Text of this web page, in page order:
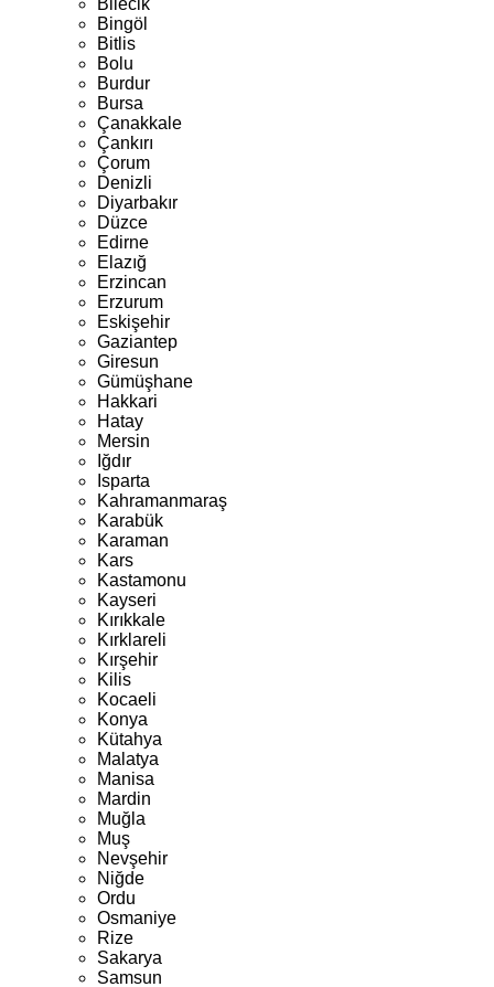
Bilecik
Bingöl
Bitlis
Bolu
Burdur
Bursa
Çanakkale
Çankırı
Çorum
Denizli
Diyarbakır
Düzce
Edirne
Elazığ
Erzincan
Erzurum
Eskişehir
Gaziantep
Giresun
Gümüşhane
Hakkari
Hatay
Mersin
Iğdır
Isparta
Kahramanmaraş
Karabük
Karaman
Kars
Kastamonu
Kayseri
Kırıkkale
Kırklareli
Kırşehir
Kilis
Kocaeli
Konya
Kütahya
Malatya
Manisa
Mardin
Muğla
Muş
Nevşehir
Niğde
Ordu
Osmaniye
Rize
Sakarya
Samsun